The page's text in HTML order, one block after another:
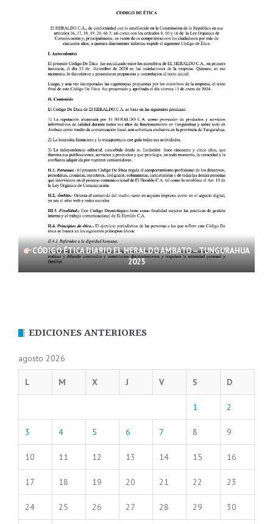
CÓDIGO ÉTICA DIARIO EL HERALDO AMBATO – TUNGURAHUA
2025
EDICIONES ANTERIORES
agosto 2026
L M X J V S D
1 2
3 4 5 6 7 8 9
10 11 12 13 14 15 16
17 18 19 20 21 22 23
24 25 26 27 28 29 30